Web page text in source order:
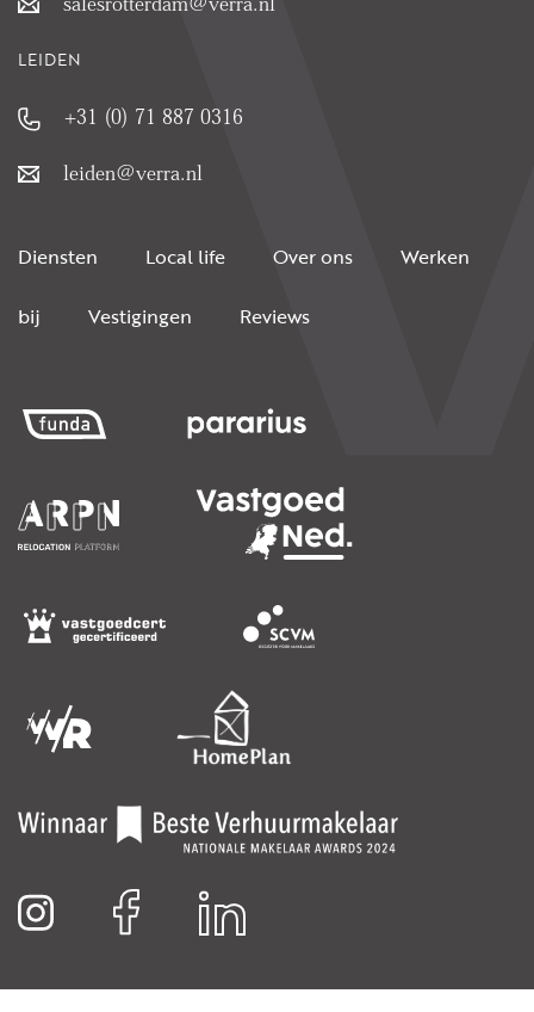
LEIDEN
+31 (0) 71 887 0316
leiden@verra.nl
Diensten Local life Over ons Werken
bij Vestigingen Reviews